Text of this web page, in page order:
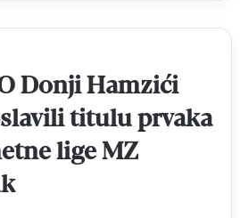
Donji Hamzići
titulu prvaka
lige MZ